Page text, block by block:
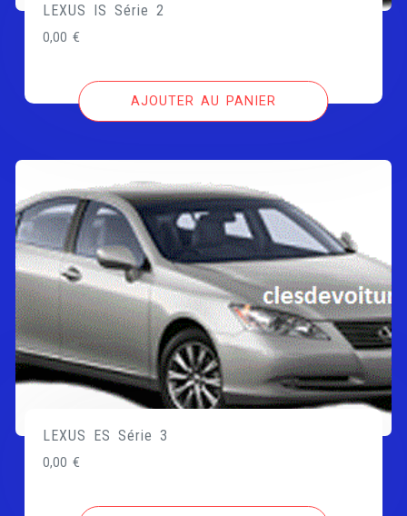
LEXUS IS Série 2
0,00€
AJOUTER AU PANIER
LEXUS ES Série 3
0,00€